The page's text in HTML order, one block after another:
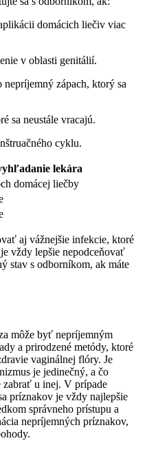
domácich liečiv viac
v oblasti genitálií.
nepríjemný zápach, ktorý sa
sa neustále vracajú.
cyklu.
lekára
domácej liečby
aj vážnejšie infekcie, ktoré
vždy lepšie nepodceňovať
stav s odborníkom, ak máte
môže byť nepríjemným
a prirodzené metódy, ktoré
vaginálnej flóry. Je
je jedinečný, a čo
zabrať u inej. V prípade
príznakov je vždy najlepšie
správneho prístupu a
nepríjemných príznakov,